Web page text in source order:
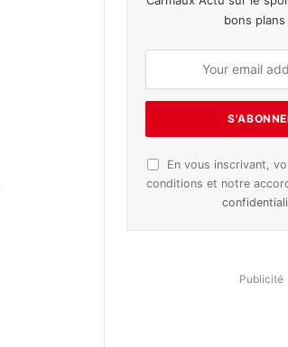
bons plans
En vous inscrivant,
conditions et notre
Publicité